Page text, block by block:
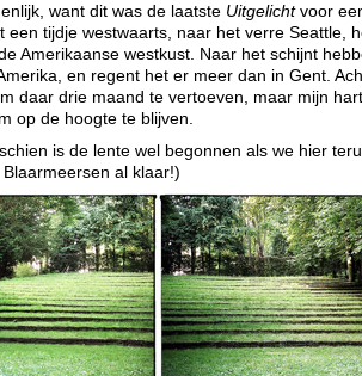
want dit was de laatste Uitgelichtvoor
een tijdje westwaarts, naar het verre Seattle,
Amerikaanse westkust. Naar het schijnt
en regent het er meer dan in Gent.
daar drie maand te vertoeven, maar mijn
op de hoogte te blijven.
is de lente wel begonnen als we hier
al klaar!)